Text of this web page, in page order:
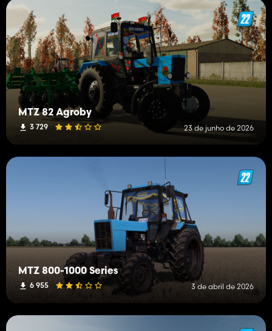
MTZ 82 Agroby
3 729 23 de junho de 2026
MTZ 800-1000 Series
6 955 3 de abril de 2026